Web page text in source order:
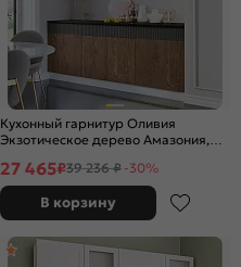
Кухонный гарнитур Оливия
Экзотическое дерево Амазония,
2000x2000x600 (Кастилло темный)
27 465₽39 236 ₽ -30%
В корзину